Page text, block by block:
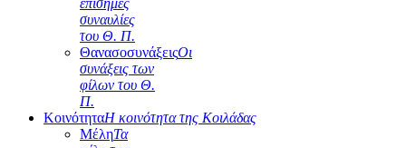
επίσημες
συναυλίες
του Θ. Π.
ΘανασοσυνάξειςΟι
συνάξεις των
φίλων του Θ.
Π.
ΚοινότηταΗ κοινότητα της Κοιλάδας
ΜέληΤα